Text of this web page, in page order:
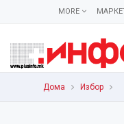
MORE
Дома Избор